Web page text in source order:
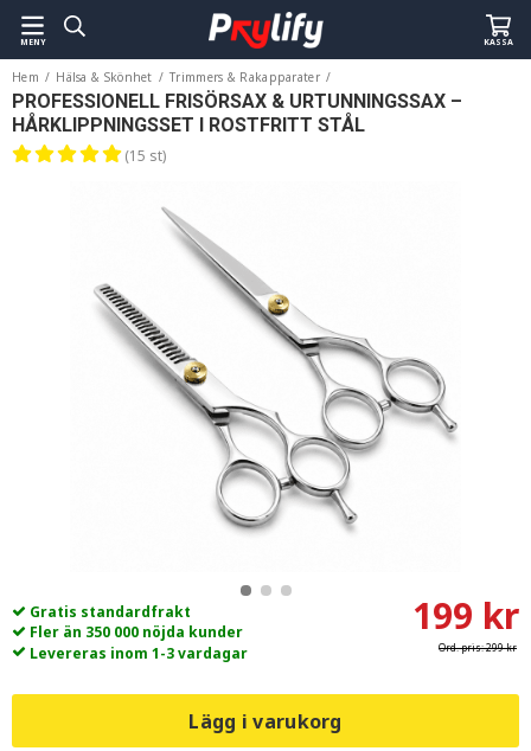
MENY KASSA
Hem / Hälsa & Skönhet / Trimmers & Rakapparater /
Professionell Frisörsax & Urtunningssax – Hårklippningsset i Rostfritt Stål
PROFESSIONELL FRISÖRSAX & URTUNNINGSSAX –
HÅRKLIPPNINGSSET I ROSTFRITT STÅL
(15 st)
Gratis standardfrakt
Fler än 350 000 nöjda kunder
Levereras inom 1-3 vardagar
199 kr
Ord. pris:299 kr
Lägg i varukorg